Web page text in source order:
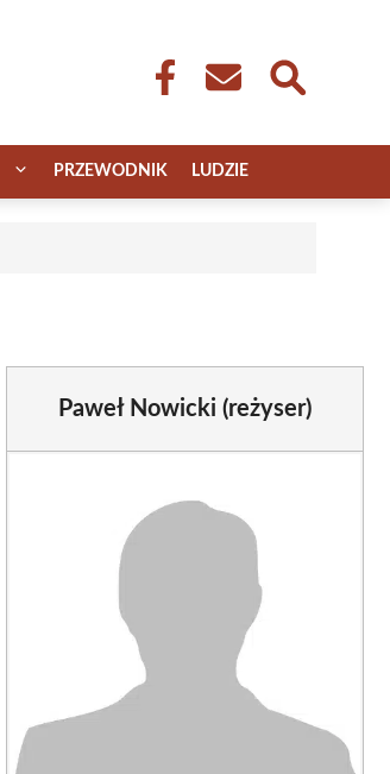
PRZEWODNIK LUDZIE
Paweł Nowicki (reżyser)